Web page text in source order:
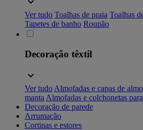
Ver tudo Toalhas de praia Toalhas
Tapetes de banho Roupão
Decoração têxtil
Ver tudo Almofadas e capas de
manta Almofadas e colchonetas
Decoração de parede
Arrumação
Cortinas e estores